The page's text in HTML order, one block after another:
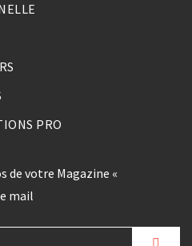
PRO
de votre Magazine «
mail